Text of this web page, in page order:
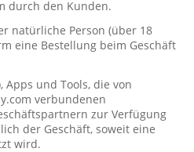
durch den Kunden.
natürliche Person (über 18
eine Bestellung beim Geschäft
Apps und Tools, die von
verbundenen
zur Verfügung
der Geschäft, soweit eine
wird.